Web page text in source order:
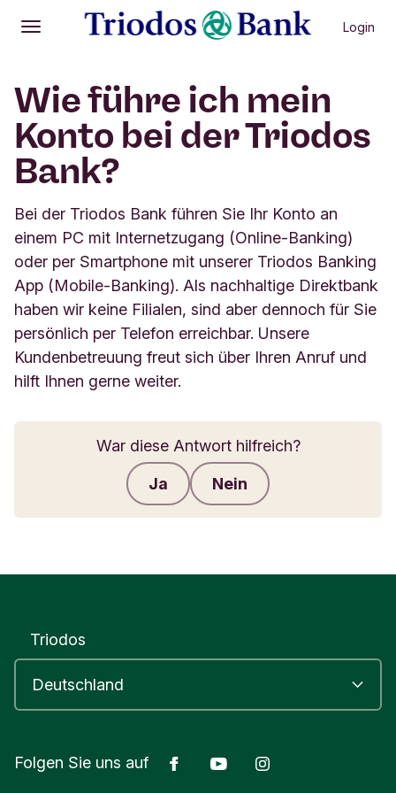
Öffnen
Hauptmenü Login
Wie führe ich mein
Konto bei der Triodos
Bank?
Bei der Triodos Bank führen Sie Ihr Konto an
einem PC mit Internetzugang (Online-Banking)
oder per Smartphone mit unserer Triodos Banking
App (Mobile-Banking). Als nachhaltige Direktbank
haben wir keine Filialen, sind aber dennoch für Sie
persönlich per Telefon erreichbar. Unsere
Kundenbetreuung freut sich über Ihren Anruf und
hilft Ihnen gerne weiter.
War diese Antwort hilfreich?
Ja Nein
Triodos
Folgen Sie uns auf FacebookYoutube